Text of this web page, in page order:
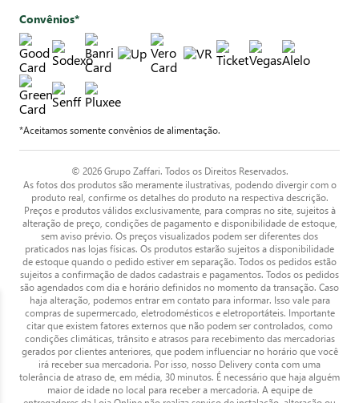
Convênios*
*Aceitamos somente convênios de alimentação.
© 2026 Grupo Zaffari. Todos os Direitos Reservados.
As fotos dos produtos são meramente ilustrativas, podendo divergir com o
produto real, confirme os detalhes do produto na respectiva descrição.
Preços e produtos válidos exclusivamente, para compras no site, sujeitos à
alteração de preço, condições de pagamento e disponibilidade de estoque,
sem aviso prévio. Os preços visualizados podem ser diferentes dos
praticados nas lojas físicas. Os produtos estarão sujeitos a disponibilidade
de estoque quando o pedido estiver em separação. Todos os pedidos estão
sujeitos a confirmação de dados cadastrais e pagamentos. Todos os pedidos
são agendados com dia e horário definidos no momento da transação. Caso
haja alteração, podemos entrar em contato para informar. Isso vale para
compras de supermercado, eletrodomésticos e eletroportáteis. Importante
citar que existem fatores externos que não podem ser controlados, como
condições climáticas, trânsito e atrasos para recebimento das mercadorias
gerados por clientes anteriores, que podem influenciar no horário que você
irá receber sua mercadoria. Por isso, nosso Delivery conta com uma
tolerância de atraso de, em média, 30 minutos. É necessário que haja alguém
maior de idade no local para receber a mercadoria. A equipe de